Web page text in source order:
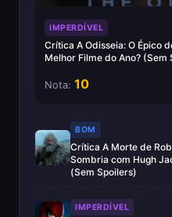
IMPERDÍVEL
Crítica A Odisseia: O Épico
Melhor Filme do Ano? (Sem
Nota: 10
BOM
Crítica A Morte de
Sombria com Hugh
(Sem Spoilers)
IMPERDÍVEL